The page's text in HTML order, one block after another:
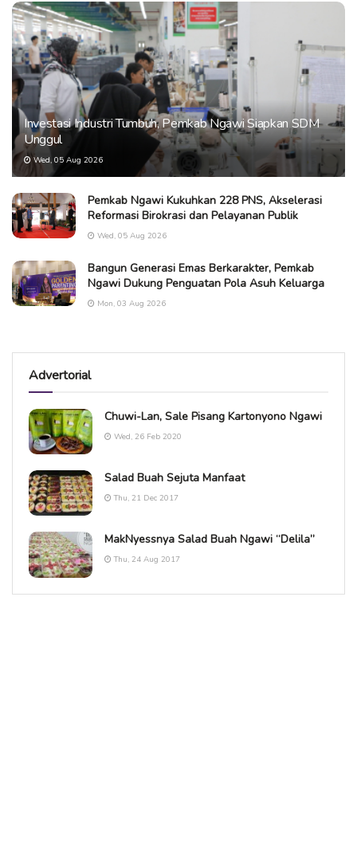
Investasi Industri Tumbuh, Pemkab Ngawi Siapkan SDM
Unggul
Wed, 05 Aug 2026
Pemkab Ngawi Kukuhkan 228 PNS, Akselerasi
Reformasi Birokrasi dan Pelayanan Publik
Wed, 05 Aug 2026
Bangun Generasi Emas Berkarakter, Pemkab
Ngawi Dukung Penguatan Pola Asuh Keluarga
Mon, 03 Aug 2026
Advertorial
Chuwi-Lan, Sale Pisang Kartonyono Ngawi
Wed, 26 Feb 2020
Salad Buah Sejuta Manfaat
Thu, 21 Dec 2017
MakNyessnya Salad Buah Ngawi “Delila”
Thu, 24 Aug 2017